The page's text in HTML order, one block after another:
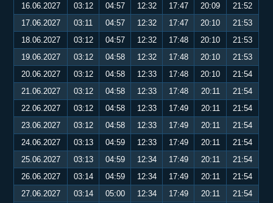
16.06.2027
03:12 04:57 12:32 17:47 20:09
21:52
17.06.2027
03:11 04:57 12:32 17:47 20:10
21:53
18.06.2027
03:12 04:57 12:32 17:48 20:10
21:53
19.06.2027
03:12 04:58 12:32 17:48 20:10
21:53
20.06.2027
03:12 04:58 12:33 17:48 20:10
21:54
21.06.2027
03:12 04:58 12:33 17:48 20:11
21:54
22.06.2027
03:12 04:58 12:33 17:49 20:11
21:54
23.06.2027
03:12 04:58 12:33 17:49 20:11
21:54
24.06.2027
03:13 04:59 12:33 17:49 20:11
21:54
25.06.2027
03:13 04:59 12:34 17:49 20:11
21:54
26.06.2027
03:14 04:59 12:34 17:49 20:11
21:54
27.06.2027
03:14 05:00 12:34 17:49 20:11
21:54